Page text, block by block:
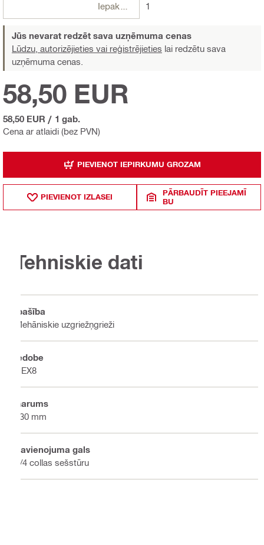
1
Jūs nevarat redzēt sava uzņēmuma cenas
Lūdzu, autorizējieties vai reģistrējieties lai redzētu sava
uzņēmuma cenas.
Cena ar atlaidi (bez PVN)
58,50 EUR
58,50 EUR / 1 gab.
PIEVIENOT IEPIRKUMU GROZAM
PIEVIENOT IZLASEI
PĀRBAUDĪT PIEEJAMĪ
BU
Tehniskie dati
Īpašība
Mehāniskie uzgriežņgrieži
Iedobe
HEX8
Garums
530 mm
Savienojuma gals
1/4 collas sešstūru